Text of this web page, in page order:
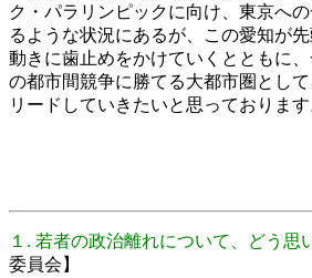
ク・パラリンピックに向け、東京へ
るような状況にあるが、この愛知が
動きに歯止めをかけていくとともに
の都市間競争に勝てる大都市圏とし
リードしていきたいと思っております
１. 若者の政治離れについて、どう思
委員会】